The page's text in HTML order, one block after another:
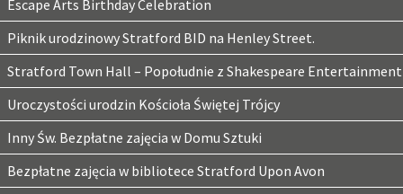
Escape Arts Birthday Celebration
Piknik urodzinowy Stratford BID na Henley Street.
Stratford Town Hall – Popołudnie z Shakespeare Entertainment
Uroczystości urodzin Kościoła Świętej Trójcy
Inny Św. Bezpłatne zajęcia w Domu Sztuki
Bezpłatne zajęcia w bibliotece Stratford Upon Avon